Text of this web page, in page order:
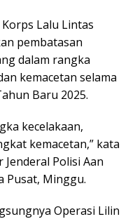
Korps Lalu Lintas
pembatasan
dalam rangka
kemacetan selama
Baru 2025.
kecelakaan,
kemacetan,” kata
Polisi Aan
Pusat, Minggu.
Operasi Lilin